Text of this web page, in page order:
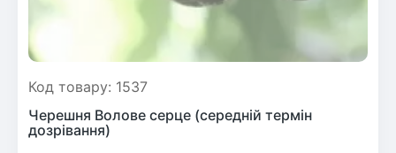
Код товару: 1537
Черешня Волове серце (середній термін
дозрівання)